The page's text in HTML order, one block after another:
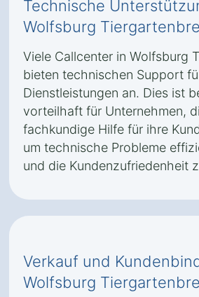
Technische
Wolfsburg
Viele Callcenter in Wolfsburg
bieten technischen Support
Dienstleistungen an. Dies ist
vorteilhaft für Unternehmen,
fachkundige Hilfe für ihre
um technische Probleme
und die Kundenzufriedenheit
Verkauf und
Wolfsburg